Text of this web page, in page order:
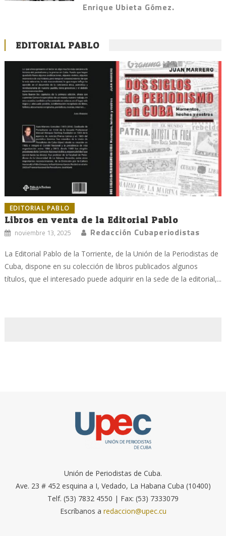
Enrique Ubieta Gómez.
EDITORIAL PABLO
EDITORIAL PABLO
Libros en venta de la Editorial Pablo
noviembre 13, 2025 Redacción Cubaperiodistas
La Editorial Pablo de la Torriente, de la Unión de la Periodistas de
Cuba, dispone en su colección de libros publicados algunos
títulos, que el interesado puede adquirir en la sede de la editorial,...
Unión de Periodistas de Cuba.
Ave. 23 # 452 esquina a I, Vedado, La Habana Cuba (10400)
Telf. (53) 7832 4550 | Fax: (53) 7333079
Escríbanos a redaccion@upec.cu